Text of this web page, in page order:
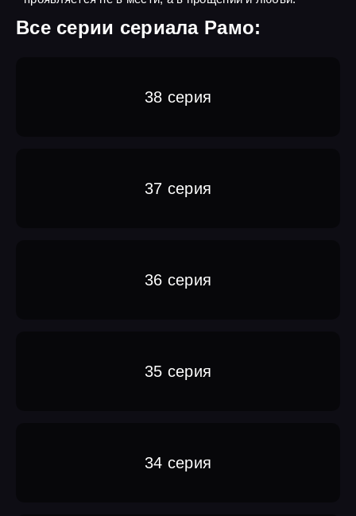
Все серии сериала Рамо:
38 серия
37 серия
36 серия
35 серия
34 серия